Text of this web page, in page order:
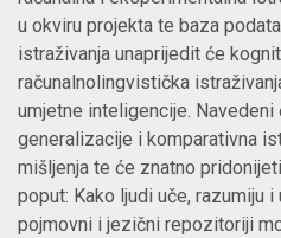
u okviru projekta te baza
istraživanja unaprijedit će
računalnolingvistička
umjetne inteligencije.
generalizacije i komparativna
mišljenja te će znatno
poput: Kako ljudi uče, razumiju
pojmovni i jezični repozitoriji